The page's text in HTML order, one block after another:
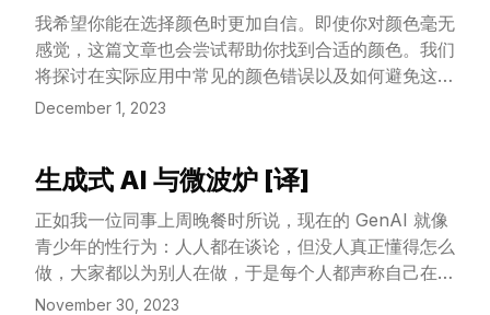
推出了 Medprompt，它结合了多种提示策略。
Medprompt 大大提高了 GPT-4 的性能，在
MultiMedQA 套件的全部九个基准数据集上均达到了
最新专家模型的模型调用次数，取得了巨大的优势。使
（USMLE 考试）上的错误率比迄今为止使用专家模型
的最佳方法降低了 27%，并首次突破了 90% 的分
数。超出医学领域的挑战，我们展示了 Medprompt
在其他领域的广泛适用性，通过在电气工程、机器学
习、哲学、会计、法律、护理和临床心理学等多个领域
的能力考试上的研究，证明了这种方法的广泛适用性。
我希望你能在选择颜色时更加自信。即使你对颜色毫无
感觉，这篇文章也会尝试帮助你找到合适的颜色。我们
将探讨在实际应用中常见的颜色错误以及如何避免这些
错误。
December 1, 2023
生成式 AI 与微波炉 [译]
正如我一位同事上周晚餐时所说，现在的 GenAI 就像
青少年的性行为：人人都在谈论，但没人真正懂得怎么
做，大家都以为别人在做，于是每个人都声称自己在
做。
November 30, 2023
View Article